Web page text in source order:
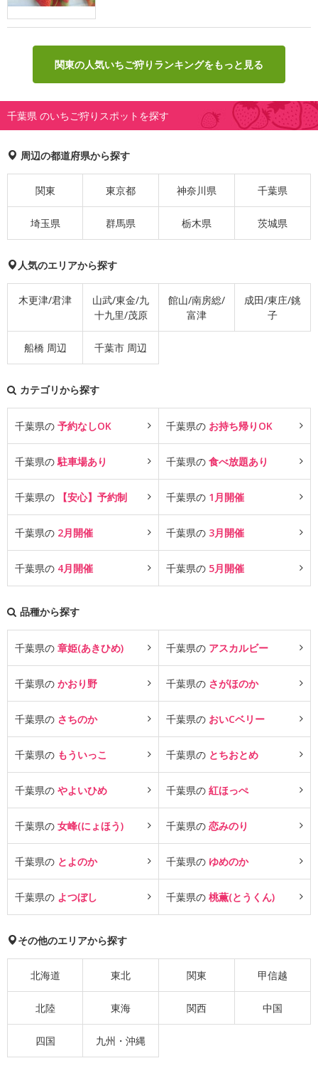
関東の人気いちご狩りランキングをもっと見る
千葉県 のいちご狩りスポットを探す
周辺の都道府県から探す
関東 東京都 神奈川県 千葉県
埼玉県 群馬県 栃木県 茨城県
人気のエリアから探す
木更津/君津
山武/東金/九
十九里/茂原
館山/南房総/
富津
成田/東庄/銚
子
船橋 周辺 千葉市 周辺
カテゴリから探す
千葉県の 予約なしOK 千葉県の お持ち帰りOK
千葉県の 駐車場あり 千葉県の 食べ放題あり
千葉県の 【安心】予約制 千葉県の 1月開催
千葉県の 2月開催 千葉県の 3月開催
千葉県の 4月開催 千葉県の 5月開催
品種から探す
千葉県の 章姫(あきひめ) 千葉県の アスカルビー
千葉県の かおり野 千葉県の さがほのか
千葉県の さちのか 千葉県の おいCベリー
千葉県の もういっこ 千葉県の とちおとめ
千葉県の やよいひめ 千葉県の 紅ほっぺ
千葉県の 女峰(にょほう) 千葉県の 恋みのり
千葉県の とよのか 千葉県の ゆめのか
千葉県の よつぼし 千葉県の 桃薫(とうくん)
その他のエリアから探す
北海道 東北 関東 甲信越
北陸 東海 関西 中国
四国 九州・沖縄